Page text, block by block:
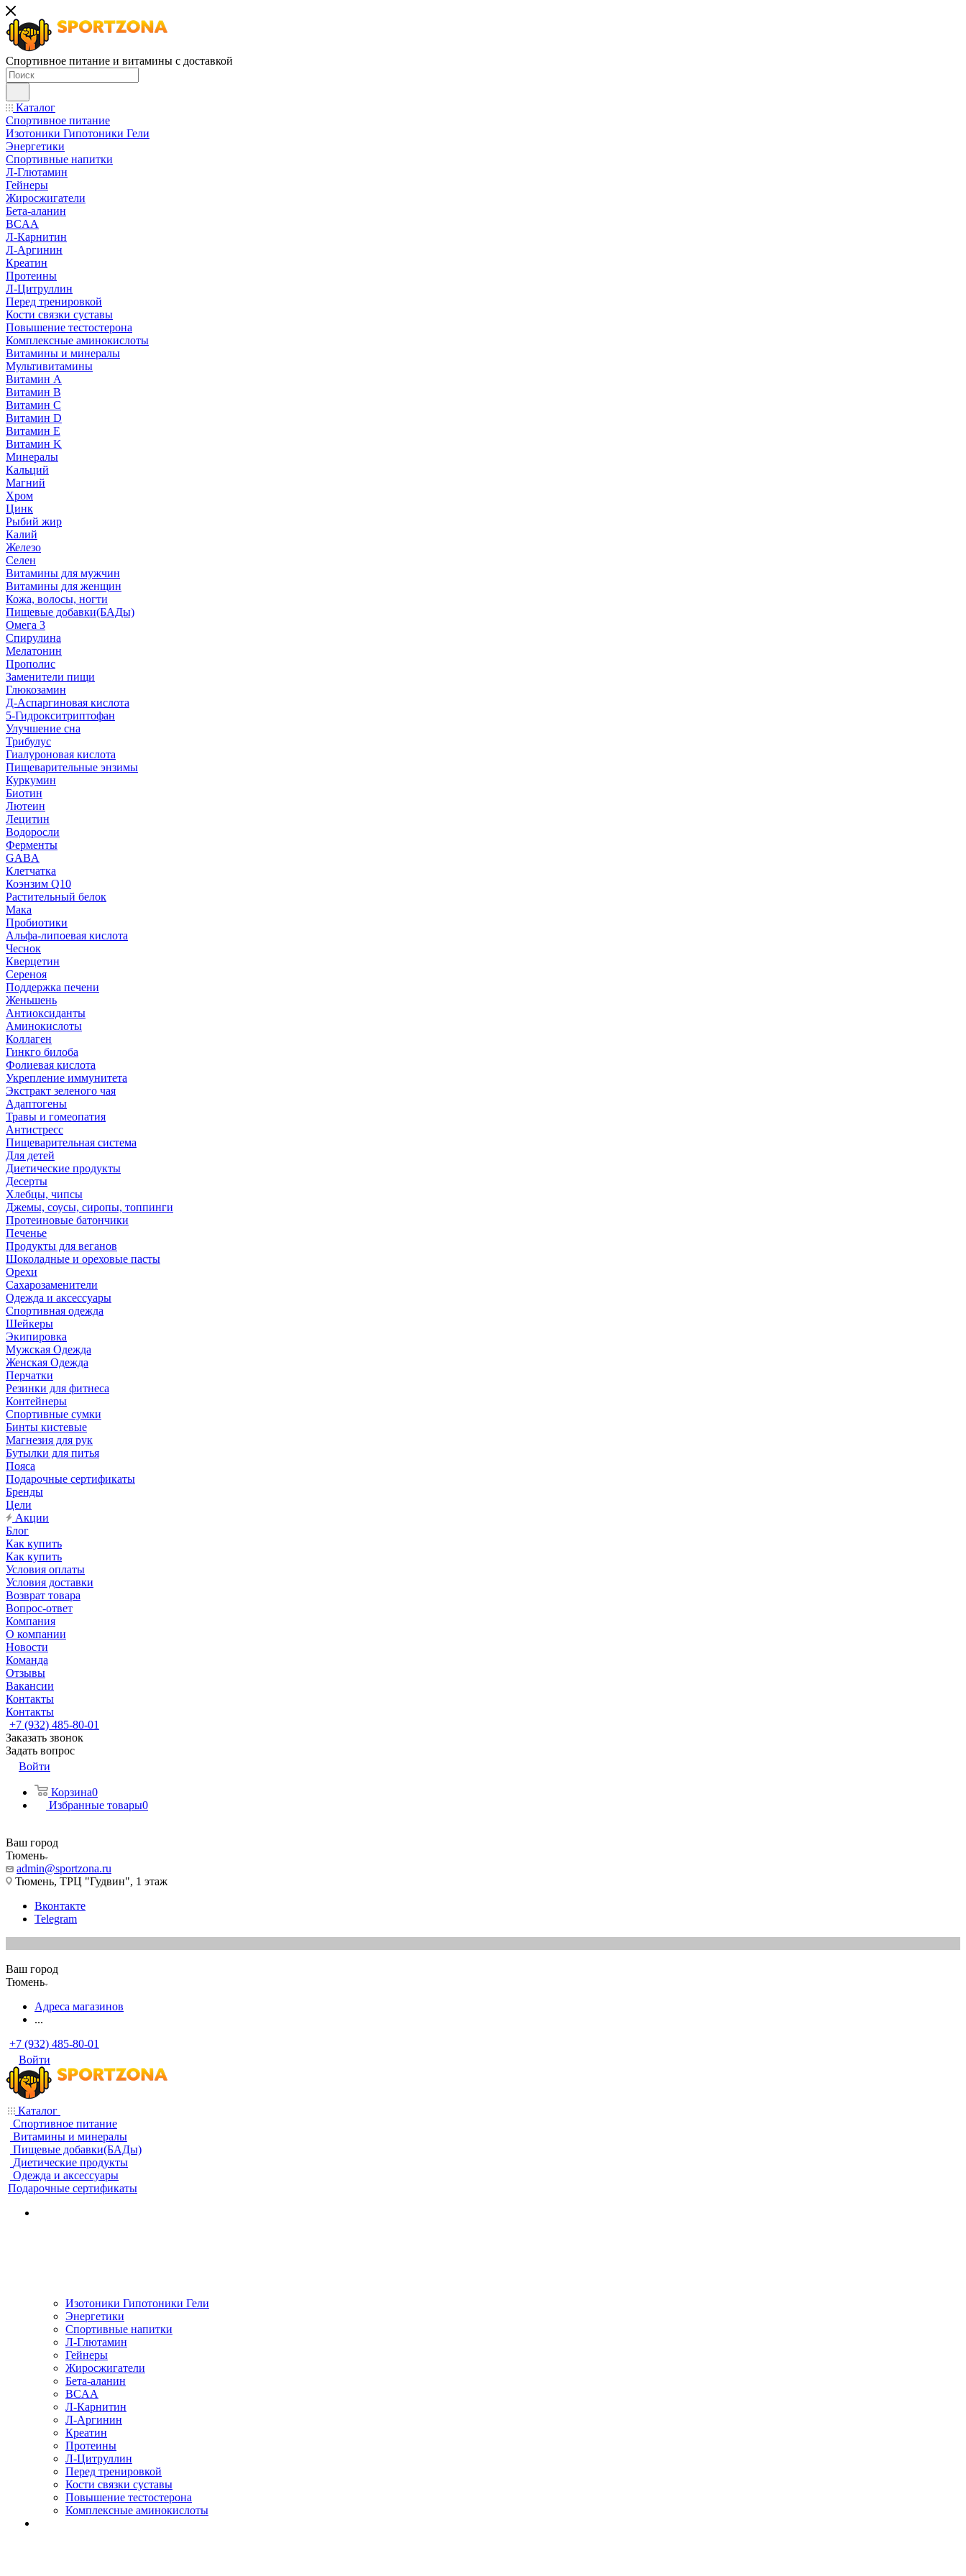
Спортивное питание и витамины с доставкой
Каталог
Спортивное питание
Изотоники Гипотоники Гели
Энергетики
Спортивные напитки
Л-Глютамин
Гейнеры
Жиросжигатели
Бета-аланин
BCAA
Л-Карнитин
Л-Аргинин
Креатин
Протеины
Л-Цитруллин
Перед тренировкой
Кости связки суставы
Повышение тестостерона
Комплексные аминокислоты
Витамины и минералы
Мультивитамины
Витамин A
Витамин B
Витамин C
Витамин D
Витамин E
Витамин K
Минералы
Кальций
Магний
Хром
Цинк
Рыбий жир
Калий
Железо
Селен
Витамины для мужчин
Витамины для женщин
Кожа, волосы, ногти
Пищевые добавки(БАДы)
Омега 3
Спирулина
Мелатонин
Прополис
Заменители пищи
Глюкозамин
Д-Аспаргиновая кислота
5-Гидрокситриптофан
Улучшение сна
Трибулус
Гиалуроновая кислота
Пищеварительные энзимы
Куркумин
Биотин
Лютеин
Лецитин
Водоросли
Ферменты
GABA
Клетчатка
Коэнзим Q10
Растительный белок
Мака
Пробиотики
Альфа-липоевая кислота
Чеснок
Кверцетин
Сереноя
Поддержка печени
Женьшень
Антиоксиданты
Аминокислоты
Коллаген
Гинкго билоба
Фолиевая кислота
Укрепление иммунитета
Экстракт зеленого чая
Адаптогены
Травы и гомеопатия
Антистресс
Пищеварительная система
Для детей
Диетические продукты
Десерты
Хлебцы, чипсы
Джемы, соусы, сиропы, топпинги
Протеиновые батончики
Печенье
Продукты для веганов
Шоколадные и ореховые пасты
Орехи
Сахарозаменители
Одежда и аксессуары
Спортивная одежда
Шейкеры
Экипировка
Мужская Одежда
Женская Одежда
Перчатки
Резинки для фитнеса
Контейнеры
Спортивные сумки
Бинты кистевые
Магнезия для рук
Бутылки для питья
Пояса
Подарочные сертификаты
Бренды
Цели
Акции
Блог
Как купить
Как купить
Условия оплаты
Условия доставки
Возврат товара
Вопрос-ответ
Компания
О компании
Новости
Команда
Отзывы
Вакансии
Контакты
Контакты
+7 (932) 485-80-01
Заказать звонок
Задать вопрос
Войти
Корзина0
Избранные товары0
Ваш город
Тюмень
admin@sportzona.ru
Тюмень, ТРЦ "Гудвин", 1 этаж
Вконтакте
Telegram
Ваш город
Тюмень
Адреса магазинов
...
+7 (932) 485-80-01
Войти
Каталог
Спортивное питание
Витамины и минералы
Пищевые добавки(БАДы)
Диетические продукты
Одежда и аксессуары
Подарочные сертификаты
Изотоники Гипотоники Гели
Энергетики
Спортивные напитки
Л-Глютамин
Гейнеры
Жиросжигатели
Бета-аланин
BCAA
Л-Карнитин
Л-Аргинин
Креатин
Протеины
Л-Цитруллин
Перед тренировкой
Кости связки суставы
Повышение тестостерона
Комплексные аминокислоты